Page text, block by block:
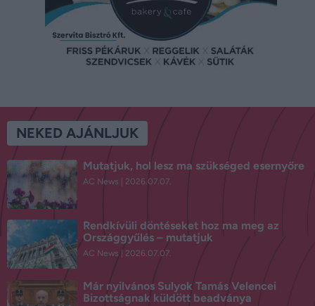
NEKED AJÁNLJUK
Mutatjuk, hol lesz ma szükséged esernyőre
AC News 2026.07.07.
Rendkívüli döntéseket hoz ma meg az
Országgyűlés – mutatjuk
AC News 2026.07.07.
Már nyilvános Sulyok Tamás Velencei
Bizottságnak küldött beadványa